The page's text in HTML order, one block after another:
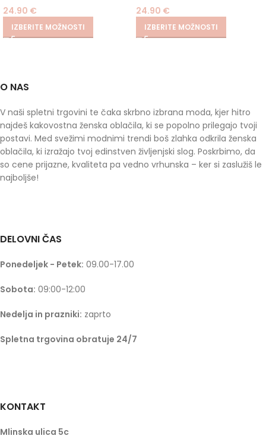
24.90 €
IZBERITE MOŽNOSTI
24.90 €
IZBERITE MOŽNOSTI
O NAS
V naši spletni trgovini te čaka skrbno izbrana moda, kjer hitro
najdeš kakovostna ženska oblačila, ki se popolno prilegajo tvoji
postavi. Med svežimi modnimi trendi boš zlahka odkrila ženska
oblačila, ki izražajo tvoj edinstven življenjski slog. Poskrbimo, da
so cene prijazne, kvaliteta pa vedno vrhunska – ker si zaslužiš le
najboljše!
DELOVNI ČAS
Ponedeljek - Petek: 09.00-17.00
Sobota: 09:00-12:00
Nedelja in prazniki: zaprto
Spletna trgovina obratuje 24/7
KONTAKT
Mlinska ulica 5c